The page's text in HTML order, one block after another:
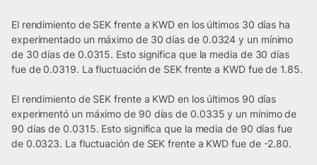
El rendimiento de SEK frente a KWD en los últimos 30 días ha
experimentado un máximo de 30 días de 0.0324 y un mínimo
de 30 días de 0.0315. Esto significa que la media de 30 días
fue de 0.0319. La fluctuación de SEK frente a KWD fue de 1.85.
El rendimiento de SEK frente a KWD en los últimos 90 días
experimentó un máximo de 90 días de 0.0335 y un mínimo de
90 días de 0.0315. Esto significa que la media de 90 días fue
de 0.0323. La fluctuación de SEK frente a KWD fue de -2.80.